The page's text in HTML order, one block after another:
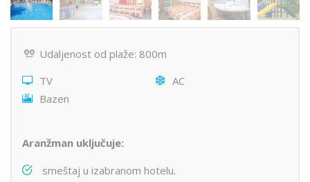
Udaljenost od plaže: 800m
TV
AC
Bazen
Aranžman uključuje:
smeštaj u izabranom hotelu.